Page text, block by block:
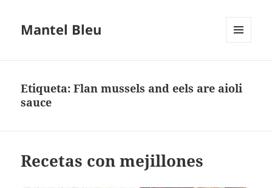
Mantel Bleu
Etiqueta:Flan mussels and eels are aioli
sauce
Recetas con mejillones